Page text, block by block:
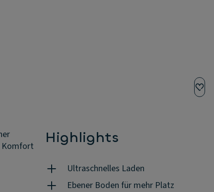
Komfort
Highlights
Ultraschnelles Laden
Ebener Boden für mehr Platz